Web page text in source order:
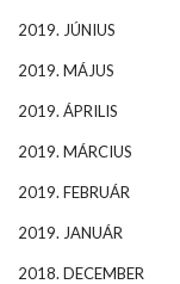
2019. JÚNIUS
2019. MÁJUS
2019. ÁPRILIS
2019. MÁRCIUS
2019. FEBRUÁR
2019. JANUÁR
2018. DECEMBER